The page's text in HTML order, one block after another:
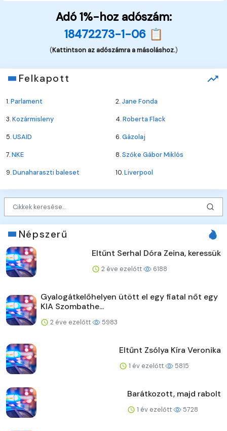
Adó 1%-hoz adószám:
18472273-1-06 📋
(Kattintson az adószámra a másoláshoz.)
Felkapott
1.Parlament 2.Jane Fonda
3.Kozármisleny 4.Roberta Flack
5.USAID 6.Gázolaj
7.NKE 8.Szőke Gábor Miklós
9.Dunaharaszti baleset 10.Liverpool
Népszerű
Eltűnt Serhal Dóra Zeina, keressük
2 éve ezelőtt 6188
Gyalogátkelőhelyen ütött el egy fiatal nőt egy
KIA Szombathe...
2 éve ezelőtt 5983
Eltűnt Zsólya Kíra Veronika
1 év ezelőtt 5815
Barátkozott, majd rabolt
1 év ezelőtt 5728